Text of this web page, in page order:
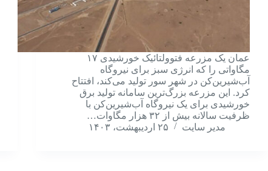
عمان یک مزرعه فتوولتائیک خورشیدی ۱۷
مگاواتی را که انرژی سبز برای نیروگاه
آب‌شیرین‌کن در شهر سور تولید می‌کند، افتتاح
کرد. این مزرعه بزرگ‌ترین سامانه تولید برق
خورشیدی برای یک نیروگاه آب‌شیرین‌کن با
ظرفیت سالانه بیش از ۳۲ هزار مگاوات…
مدیر سایت
۲۵ اردیبهشت، ۱۴۰۳